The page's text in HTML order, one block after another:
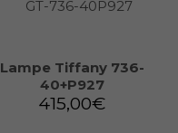
Lampe Tiffany 736-
40+P927
415,00€